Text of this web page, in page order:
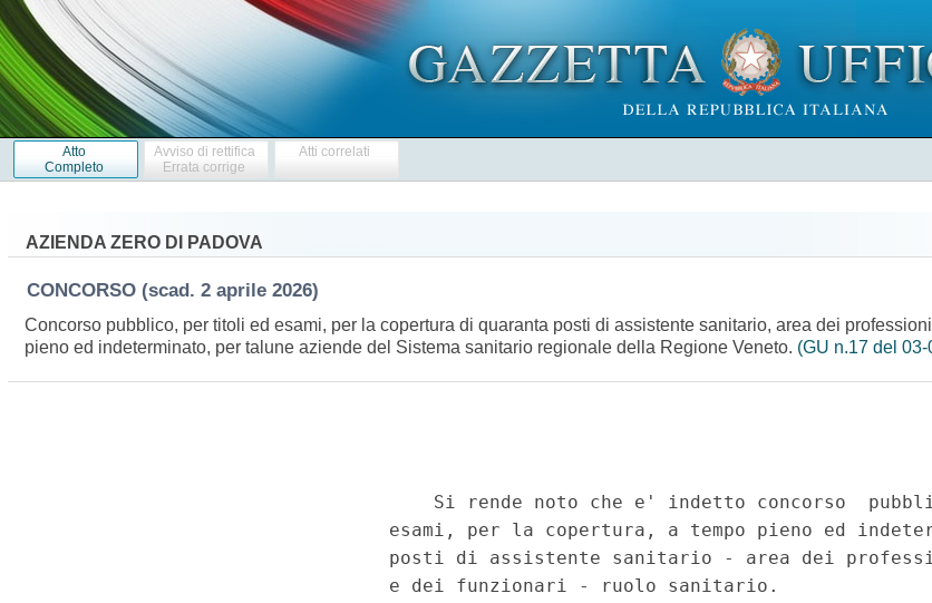
Atto
Completo
Avviso di rettifica
Errata corrige
Atti correlati
AZIENDA ZERO DI PADOVA
CONCORSO (scad. 2 aprile 2026)
Concorso pubblico, per titoli ed esami, per la copertura di quaranta posti di assistente sanitario, area dei
pieno ed indeterminato, per talune aziende del Sistema sanitario regionale della Regione Veneto. (GU n.17 del